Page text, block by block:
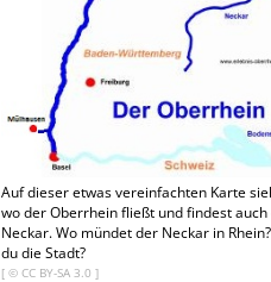
Auf dieser etwas vereinfachten Karte
wo der Oberrhein fließt und findest auch
Neckar. Wo mündet der Neckar in
du die Stadt?
[ © CC BY-SA 3.0 ]